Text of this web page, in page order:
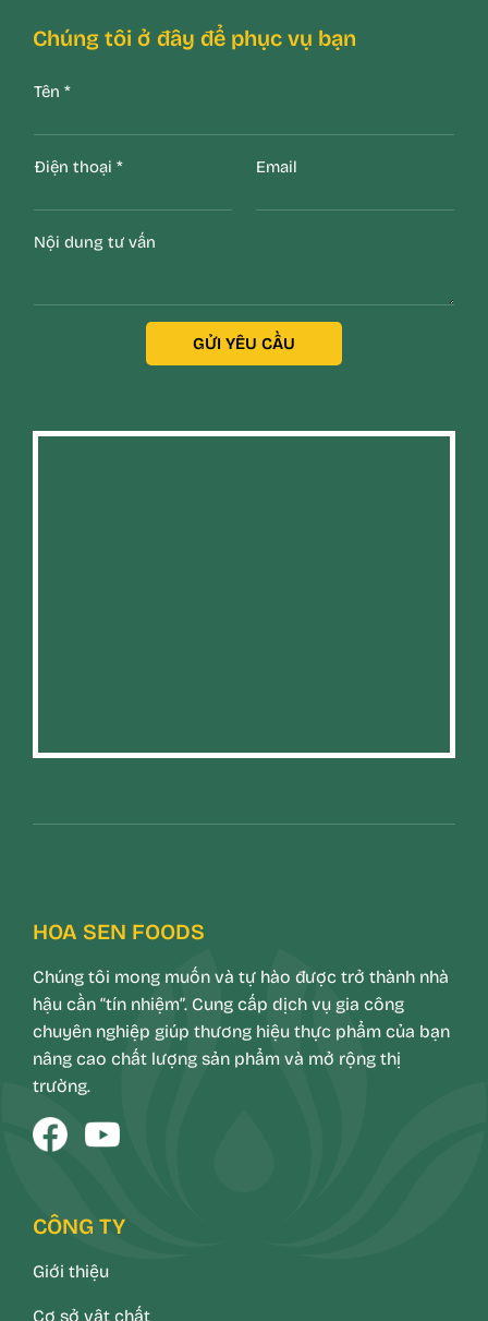
Chúng tôi ở đây để phục vụ bạn
Tên *
Điện thoại * Email
Nội dung tư vấn
GỬI YÊU CẦU
HOA SEN FOODS
Chúng tôi mong muốn và tự hào được trở thành nhà
hậu cần “tín nhiệm”. Cung cấp dịch vụ gia công
chuyên nghiệp giúp thương hiệu thực phẩm của bạn
nâng cao chất lượng sản phẩm và mở rộng thị
trường.
CÔNG TY
Giới thiệu
Cơ sở vật chất